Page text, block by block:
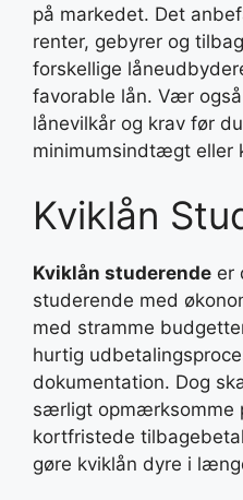
på markedet. Det
renter, gebyrer og
forskellige
favorable lån. Vær
lånevilkår og krav før
minimumsindtægt eller
Kviklån
Kviklån studerende er
studerende med
med stramme
hurtig
dokumentation. Dog
særligt opmærksomme
kortfristede
gøre kviklån dyre i